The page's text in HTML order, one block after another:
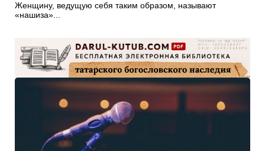
Женщину, ведущую себя таким образом, называют
«нашиза»...